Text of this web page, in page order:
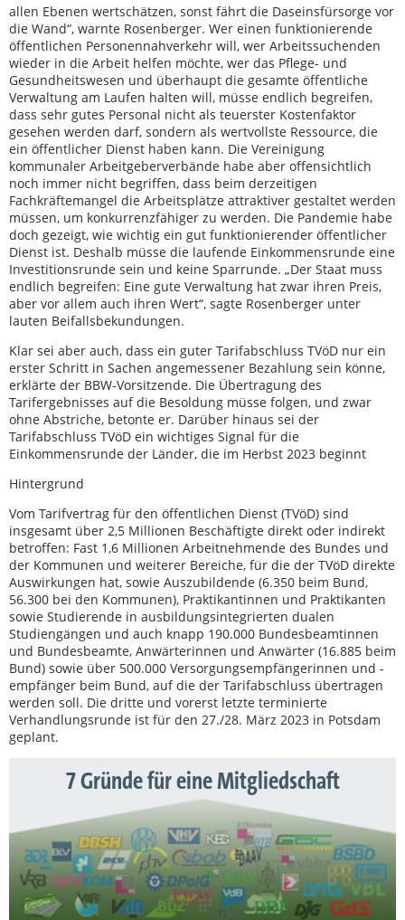
allen Ebenen wertschätzen, sonst fährt die Daseinsfürsorge vor
die Wand“, warnte Rosenberger. Wer einen funktionierende
öffentlichen Personennahverkehr will, wer Arbeitssuchenden
wieder in die Arbeit helfen möchte, wer das Pflege- und
Gesundheitswesen und überhaupt die gesamte öffentliche
Verwaltung am Laufen halten will, müsse endlich begreifen,
dass sehr gutes Personal nicht als teuerster Kostenfaktor
gesehen werden darf, sondern als wertvollste Ressource, die
ein öffentlicher Dienst haben kann. Die Vereinigung
kommunaler Arbeitgeberverbände habe aber offensichtlich
noch immer nicht begriffen, dass beim derzeitigen
Fachkräftemangel die Arbeitsplätze attraktiver gestaltet werden
müssen, um konkurrenzfähiger zu werden. Die Pandemie habe
doch gezeigt, wie wichtig ein gut funktionierender öffentlicher
Dienst ist. Deshalb müsse die laufende Einkommensrunde eine
Investitionsrunde sein und keine Sparrunde. „Der Staat muss
endlich begreifen: Eine gute Verwaltung hat zwar ihren Preis,
aber vor allem auch ihren Wert“, sagte Rosenberger unter
lauten Beifallsbekundungen.
Klar sei aber auch, dass ein guter Tarifabschluss TVöD nur ein
erster Schritt in Sachen angemessener Bezahlung sein könne,
erklärte der BBW-Vorsitzende. Die Übertragung des
Tarifergebnisses auf die Besoldung müsse folgen, und zwar
ohne Abstriche, betonte er. Darüber hinaus sei der
Tarifabschluss TVöD ein wichtiges Signal für die
Einkommensrunde der Länder, die im Herbst 2023 beginnt
Hintergrund
Vom Tarifvertrag für den öffentlichen Dienst (TVöD) sind
insgesamt über 2,5 Millionen Beschäftigte direkt oder indirekt
betroffen: Fast 1,6 Millionen Arbeitnehmende des Bundes und
der Kommunen und weiterer Bereiche, für die der TVöD direkte
Auswirkungen hat, sowie Auszubildende (6.350 beim Bund,
56.300 bei den Kommunen), Praktikantinnen und Praktikanten
sowie Studierende in ausbildungsintegrierten dualen
Studiengängen und auch knapp 190.000 Bundesbeamtinnen
und Bundesbeamte, Anwärterinnen und Anwärter (16.885 beim
Bund) sowie über 500.000 Versorgungsempfängerinnen und -
empfänger beim Bund, auf die der Tarifabschluss übertragen
werden soll. Die dritte und vorerst letzte terminierte
Verhandlungsrunde ist für den 27./28. März 2023 in Potsdam
geplant.
7 Gründe für eine Mitgliedschaft